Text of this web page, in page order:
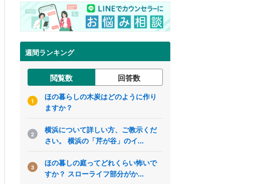
週間ランキング
閲覧数 回答数
1
ほの暮らしの木炭はどのように作り
ますか？
2
横浜について詳しい方、ご教示くだ
さい。 横浜の「芹が谷」のイ...
3
ほの暮しの庭ってどれくらい怖いで
すか？ スローライフ部分がか...